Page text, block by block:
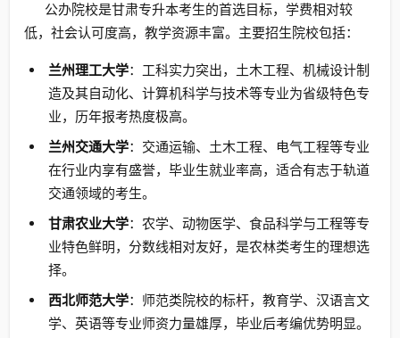
公办院校是甘肃专升本考生的首选目标，学费相对较
低，社会认可度高，教学资源丰富。主要招生院校包括：
兰州理工大学：工科实力突出，土木工程、机械设计制
造及其自动化、计算机科学与技术等专业为省级特色专
业，历年报考热度极高。
兰州交通大学：交通运输、土木工程、电气工程等专业
在行业内享有盛誉，毕业生就业率高，适合有志于轨道
交通领域的考生。
甘肃农业大学：农学、动物医学、食品科学与工程等专
业特色鲜明，分数线相对友好，是农林类考生的理想选
择。
西北师范大学：师范类院校的标杆，教育学、汉语言文
学、英语等专业师资力量雄厚，毕业后考编优势明显。